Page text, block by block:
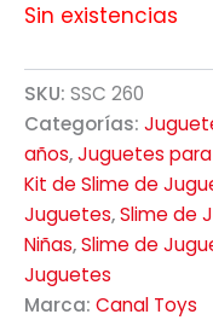
Sin existencias
SKU: SSC 260
Categorías:
años,Juguetes para
Kit de Slime de
Juguetes,Slime de
Niñas,Slime de
Juguetes
Marca: Canal Toys